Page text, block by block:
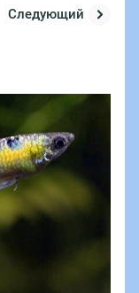
Следующий